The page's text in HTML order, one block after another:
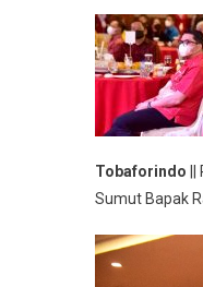
Tobaforindo
Sumut Bapak